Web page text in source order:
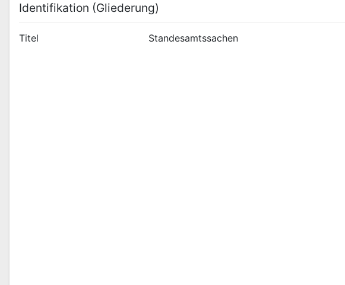
Identifikation (Gliederung)
Titel Standesamtssachen